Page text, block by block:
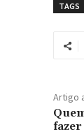
TAGS
Artigo
fazer